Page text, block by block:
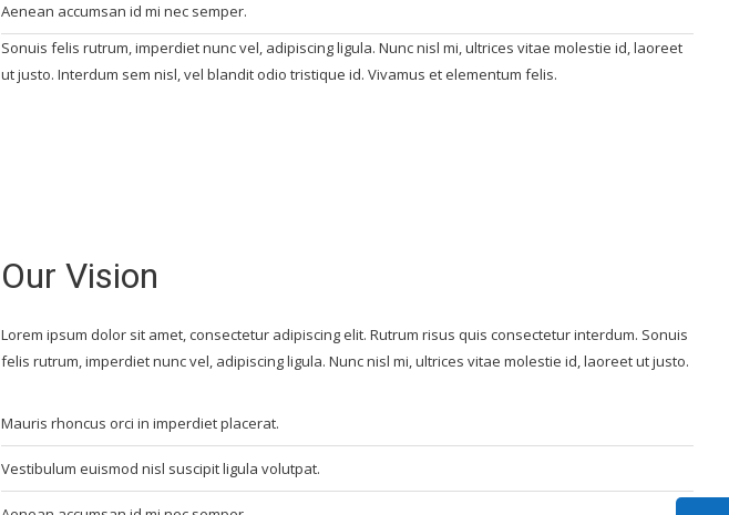
Aenean accumsan id mi nec semper.
Sonuis felis rutrum, imperdiet nunc vel, adipiscing ligula. Nunc nisl mi, ultrices vitae molestie id, laoreet
ut justo. Interdum sem nisl, vel blandit odio tristique id. Vivamus et elementum felis.
Our Vision
Lorem ipsum dolor sit amet, consectetur adipiscing elit. Rutrum risus quis consectetur interdum. Sonuis
felis rutrum, imperdiet nunc vel, adipiscing ligula. Nunc nisl mi, ultrices vitae molestie id, laoreet ut justo.
Mauris rhoncus orci in imperdiet placerat.
Vestibulum euismod nisl suscipit ligula volutpat.